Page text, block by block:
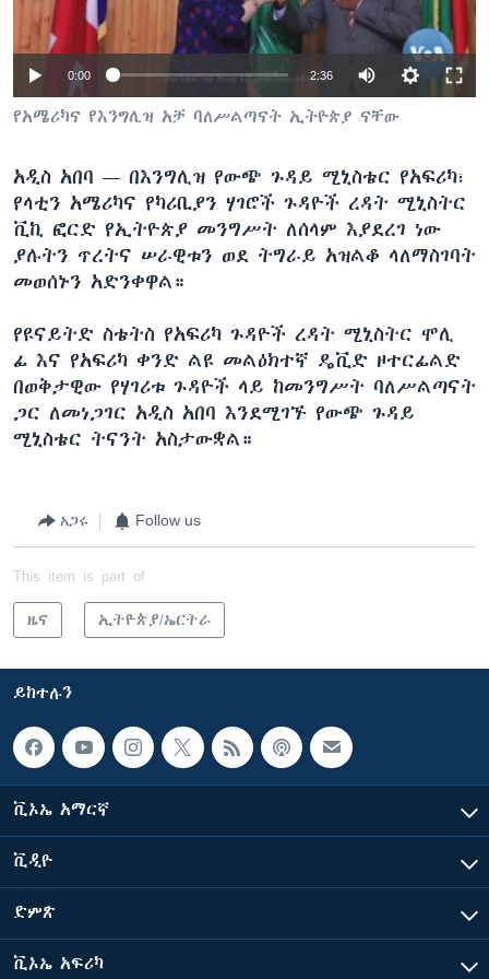
ቋንቋዎች
0:00 2:36
የአሜሪካና የእንግሊዝ አቻ ባለሥልጣናት ኢትዮጵያ ናቸው
አዲስ አበባ — በእንግሊዝ የውጭ ጉዳይ ሚኒስቴር የአፍሪካ፣
የላቲን አሜሪካና የካሪቢያን ሃገሮች ጉዳዮች ረዳት ሚኒስትር
ቪኪ ፎርድ የኢትዮጵያ መንግሥት ለሰላም እያደረገ ነው
ያሉትን ጥረትና ሠራዊቱን ወደ ትግራይ አዝልቆ ላለማስገባት
መወሰኑን አድንቀዋል።
የዩናይትድ ስቴትስ የአፍሪካ ጉዳዮች ረዳት ሚኒስትር ሞሊ
ፊ እና የአፍሪካ ቀንድ ልዩ መልዕክተኛ ዴቪድ ዞተርፊልድ
በወቅታዊው የሃገሪቱ ጉዳዮች ላይ ከመንግሥት ባለሥልጣናት
ጋር ለመነጋገር አዲስ አበባ እንደሚገኙ የውጭ ጉዳይ
ሚኒስቴር ትናንት አስታውቋል።
አጋሩ Follow us
This item is part of
ዜና ኢትዮጵያ/ኤርትራ
ይከተሉን
ቪኦኤ አማርኛ
ቪዲዮ
ድምጽ
ቪኦኤ አፍሪካ